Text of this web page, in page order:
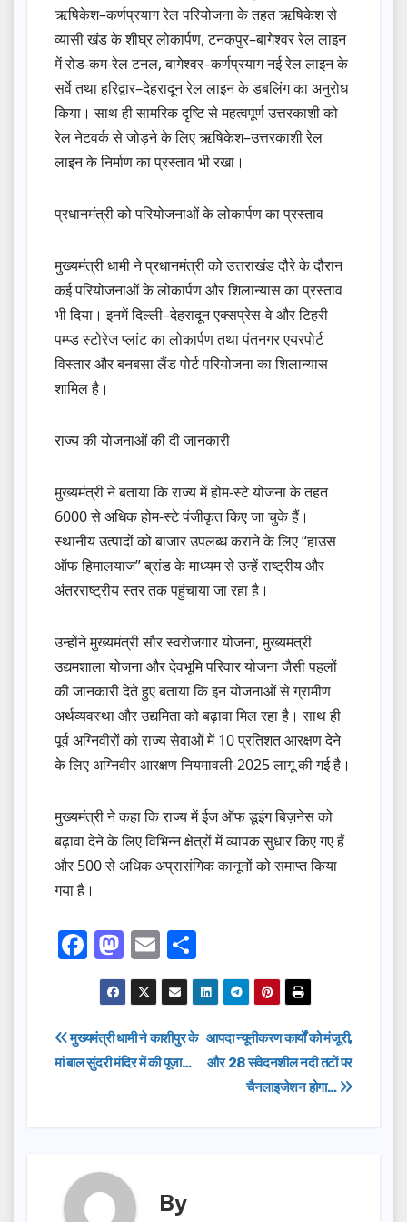
ऋषिकेश–कर्णप्रयाग रेल परियोजना के तहत ऋषिकेश से
व्यासी खंड के शीघ्र लोकार्पण, टनकपुर–बागेश्वर रेल लाइन
में रोड-कम-रेल टनल, बागेश्वर–कर्णप्रयाग नई रेल लाइन के
सर्वे तथा हरिद्वार–देहरादून रेल लाइन के डबलिंग का अनुरोध
किया। साथ ही सामरिक दृष्टि से महत्वपूर्ण उत्तरकाशी को
रेल नेटवर्क से जोड़ने के लिए ऋषिकेश–उत्तरकाशी रेल
लाइन के निर्माण का प्रस्ताव भी रखा।
प्रधानमंत्री को परियोजनाओं के लोकार्पण का प्रस्ताव
मुख्यमंत्री धामी ने प्रधानमंत्री को उत्तराखंड दौरे के दौरान
कई परियोजनाओं के लोकार्पण और शिलान्यास का प्रस्ताव
भी दिया। इनमें दिल्ली–देहरादून एक्सप्रेस-वे और टिहरी
पम्प्ड स्टोरेज प्लांट का लोकार्पण तथा पंतनगर एयरपोर्ट
विस्तार और बनबसा लैंड पोर्ट परियोजना का शिलान्यास
शामिल है।
राज्य की योजनाओं की दी जानकारी
मुख्यमंत्री ने बताया कि राज्य में होम-स्टे योजना के तहत
6000 से अधिक होम-स्टे पंजीकृत किए जा चुके हैं।
स्थानीय उत्पादों को बाजार उपलब्ध कराने के लिए “हाउस
ऑफ हिमालयाज” ब्रांड के माध्यम से उन्हें राष्ट्रीय और
अंतरराष्ट्रीय स्तर तक पहुंचाया जा रहा है।
उन्होंने मुख्यमंत्री सौर स्वरोजगार योजना, मुख्यमंत्री
उद्यमशाला योजना और देवभूमि परिवार योजना जैसी पहलों
की जानकारी देते हुए बताया कि इन योजनाओं से ग्रामीण
अर्थव्यवस्था और उद्यमिता को बढ़ावा मिल रहा है। साथ ही
पूर्व अग्निवीरों को राज्य सेवाओं में 10 प्रतिशत आरक्षण देने
के लिए अग्निवीर आरक्षण नियमावली-2025 लागू की गई है।
मुख्यमंत्री ने कहा कि राज्य में ईज ऑफ डूइंग बिज़नेस को
बढ़ावा देने के लिए विभिन्न क्षेत्रों में व्यापक सुधार किए गए हैं
और 500 से अधिक अप्रासंगिक कानूनों को समाप्त किया
गया है।
F
a
c
e
b
o
M
a
st
o
d
n
E
m
ail
h
ar
e
Post
navigation
आपदा न्यूनीकरण कार्यों को मंजूरी,
और 28 संवेदनशील नदी तटों पर
चैनलाइजेशन होगा…
मुख्यमंत्री धामी ने काशीपुर के
मां बाल सुंदरी मंदिर में की पूजा…
By